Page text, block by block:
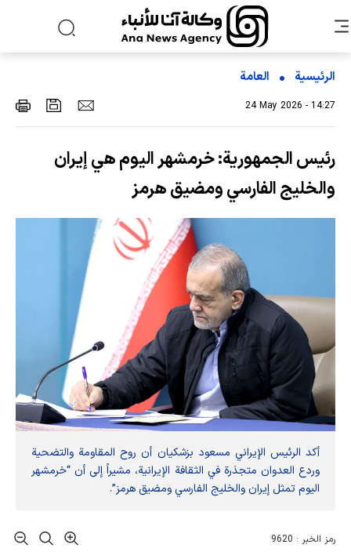
الرئيسية العامة
24 May 2026 - 14:27
رئيس الجمهورية: خرمشهر اليوم هي إيران
والخليج الفارسي ومضيق هرمز
أكد الرئيس الإيراني مسعود بزشكيان أن روح المقاومة والتضحية
وردع العدوان متجذرة في الثقافة الإيرانية، مشيراً إلى أن “خرمشهر
اليوم تمثل إيران والخليج الفارسي ومضيق هرمز”.
رمز الخبر : 9620